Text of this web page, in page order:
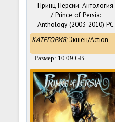
Принц Персии: Антология
/ Prince of Persia:
Anthology (2003-2010) PC
| RePack от R.G. Механики
КАТЕГОРИЯ:Экшен/Action
Размер: 10.09 GB